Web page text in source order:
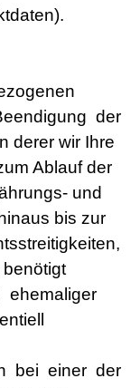
der
derer wir Ihre
Ablauf der
und
bis zur
bei einer der